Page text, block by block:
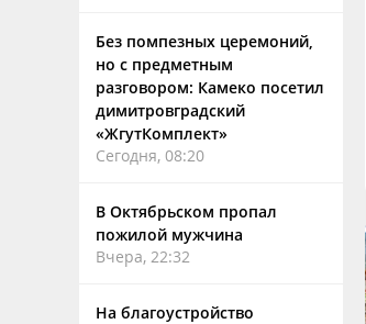
Без помпезных церемоний,
но с предметным
разговором: Камеко посетил
димитровградский
«ЖгутКомплект»
Сегодня, 08:20
В Октябрьском пропал
пожилой мужчина
Вчера, 22:32
На благоустройство